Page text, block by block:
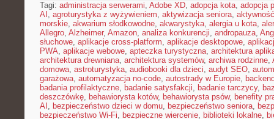
Tagi: administracja serwerami, Adobe XD, adopcja kota, adopcja
AI , agroturystyka z wyżywieniem, aktywizacja seniora,
morskie, akwarium słodkowodne, akwarystyka, alergia u kota,
Allegro, Alzheimer, Amazon, analiza konkurencji, andropauza,
słuchowe, aplikacje cross-platform, aplikacje desktopowe,
PWA, aplikacje webowe, apteczka turystyczna, architektura
architektura drewniana, architektura systemów, archiwa rodzinne,
domowa, astroturystyka, audiobooki dla dzieci, audyt SEO,
garażowa, automatyzacja no-code, autostrady w Europie,
badania profilaktyczne, badanie satysfakcji, badanie tarczycy,
deszczówkę, behawiorysta kotów, behawiorysta psów, benefity
AI , bezpieczeństwo dzieci w domu, bezpieczeństwo seniora,
bezpieczeństwo Wi-Fi, bezpieczne wiercenie, biblioteki lokalne,